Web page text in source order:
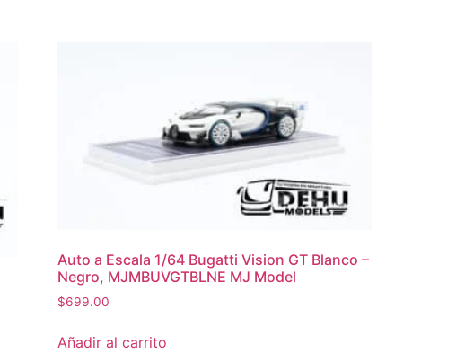
Auto a Escala 1/64 Bugatti Vision GT Blanco –
Negro, MJMBUVGTBLNE MJ Model
$699.00
Añadir al carrito